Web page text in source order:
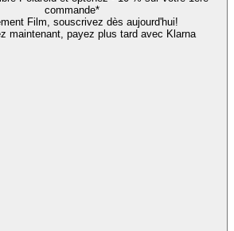
commande*
Film, souscrivez dès aujourd'hui!
maintenant, payez plus tard avec Klarna